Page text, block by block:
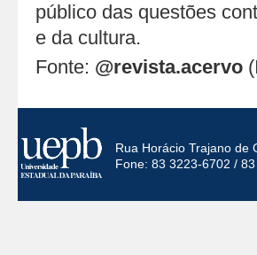
público das questões
e da cultura.
Fonte: @revista.acervo
Rua Horácio Trajano de
Fone: 83 3223-6702 /